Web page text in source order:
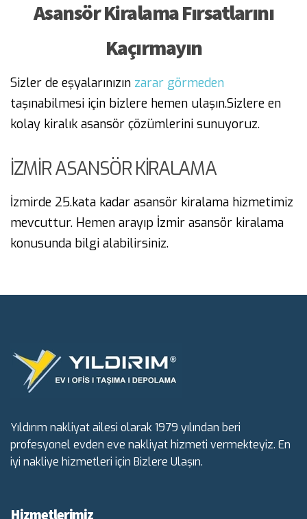
Asansör Kiralama Fırsatlarını
Kaçırmayın
Sizler de eşyalarınızın zarar görmeden
taşınabilmesi için bizlere hemen ulaşın.Sizlere en
kolay kiralık asansör çözümlerini sunuyoruz.
İZMİR ASANSÖR KİRALAMA
İzmirde 25.kata kadar asansör kiralama hizmetimiz
mevcuttur. Hemen arayıp İzmir asansör kiralama
konusunda bilgi alabilirsiniz.
Yıldırım nakliyat ailesi olarak 1979 yılından beri
profesyonel evden eve nakliyat hizmeti vermekteyiz. En
iyi nakliye hizmetleri için Bizlere Ulaşın.
Hizmetlerimiz